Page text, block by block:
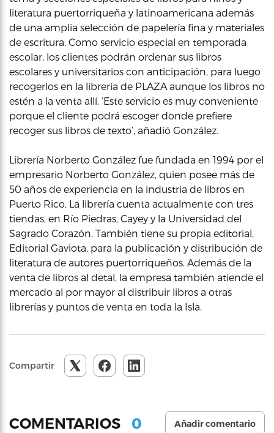
literatura puertorriqueña y latinoamericana además
de una amplia selección de papelería fina y materiales
de escritura. Como servicio especial en temporada
escolar, los clientes podrán ordenar sus libros
escolares y universitarios con anticipación, para luego
recogerlos en la librería de PLAZA aunque los libros no
estén a la venta allí. ‘Este servicio es muy conveniente
porque el cliente podrá escoger donde prefiere
recoger sus libros de texto’, añadió González.
Librería Norberto González fue fundada en 1994 por el
empresario Norberto González, quien posee más de
50 años de experiencia en la industria de libros en
Puerto Rico. La librería cuenta actualmente con tres
tiendas, en Río Piedras, Cayey y la Universidad del
Sagrado Corazón. También tiene su propia editorial,
Editorial Gaviota, para la publicación y distribución de
literatura de autores puertorriqueños. Además de la
venta de libros al detal, la empresa también atiende el
mercado al por mayor al distribuir libros a otras
librerías y puntos de venta en toda la Isla.
Compartir
COMENTARIOS 0 Añadir comentario